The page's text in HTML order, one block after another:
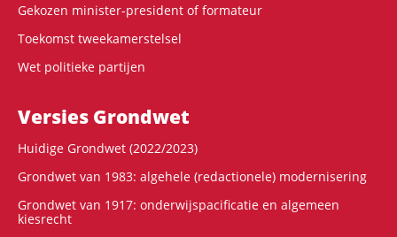
Gekozen minister-president of formateur
Toekomst tweekamerstelsel
Wet politieke partijen
Versies Grondwet
Huidige Grondwet (2022/2023)
Grondwet van 1983: algehele (redactionele) modernisering
Grondwet van 1917: onderwijspacificatie en algemeen
kiesrecht